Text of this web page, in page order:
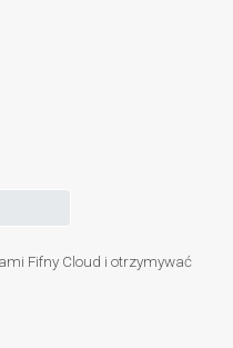
Fifny Cloud i otrzymywać